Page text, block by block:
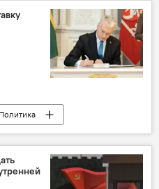
Каунас
безопасность
Политика